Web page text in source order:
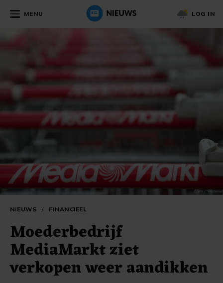
MENU LOG IN
NIEUWS / FINANCIEEL
Moederbedrijf
MediaMarkt ziet
verkopen weer aandikken